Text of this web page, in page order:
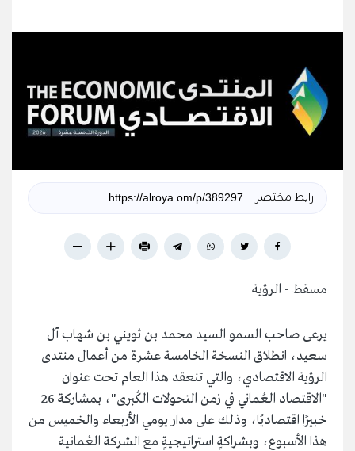
رابط مختصر
مسقط - الرؤية
يرعى صاحب السمو السيد محمد بن ثويني بن شهاب آل
سعيد، انطلاق النسخة الخامسة عشرة من أعمال منتدى
الرؤية الاقتصادي، والتي تنعقد هذا العام تحت عنوان
"الاقتصاد العُماني في زمن التحولات الكُبرى"، بمشاركة 26
خبيرًا اقتصاديًا، وذلك على مدار يومي الأربعاء والخميس من
هذا الأسبوع، وبشراكةٍ استراتيجيةٍ مع الشركة العُمانية